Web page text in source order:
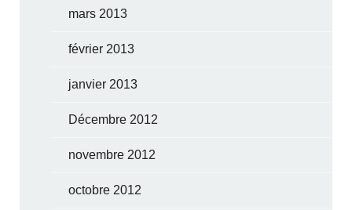
mars 2013
février 2013
janvier 2013
Décembre 2012
novembre 2012
octobre 2012